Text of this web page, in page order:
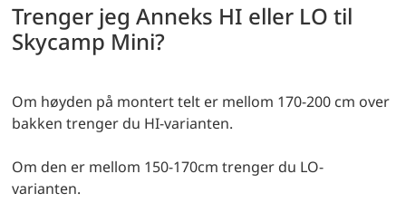
Trenger jeg Anneks HI eller LO til
Skycamp Mini?
Om høyden på montert telt er mellom 170-200 cm over
bakken trenger du HI-varianten.
Om den er mellom 150-170cm trenger du LO-
varianten.